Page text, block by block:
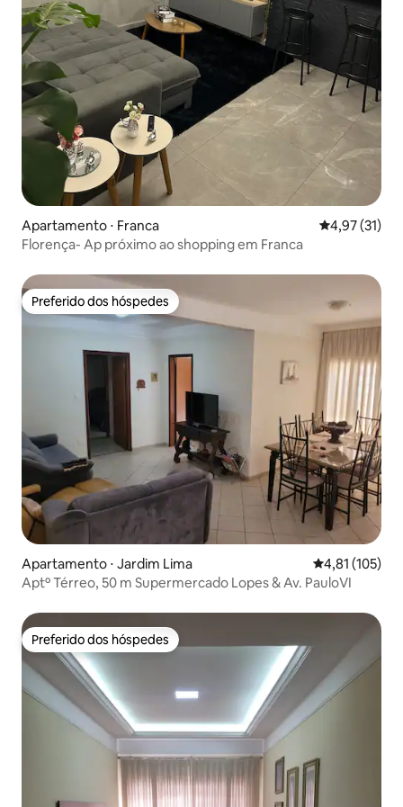
Apartamento ⋅ Franca 4,97 de uma
4,97 (31)
Florença- Ap próximo ao shopping em Franca
Preferido dos hóspedes
Preferido dos hóspedes
Apartamento ⋅ Jardim Lima 4,81 de uma
4,81 (105)
Aptº Térreo, 50 m Supermercado Lopes & Av. PauloVI
Preferido dos hóspedes
Preferido dos hóspedes